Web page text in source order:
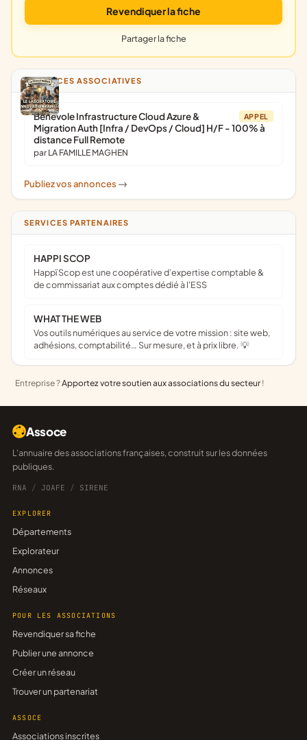
Revendiquer la fiche
Partager la fiche
ANNONCES ASSOCIATIVES
APPEL
Bénévole Infrastructure Cloud Azure &
Migration Auth [Infra / DevOps / Cloud] H/F - 100% à
distance Full Remote
par LA FAMILLE MAGHEN
Publiez vos annonces ->
SERVICES PARTENAIRES
HAPPI SCOP
Happï Scop est une coopérative d’expertise comptable &
de commissariat aux comptes dédié à l'ESS
WHAT THE WEB
Vos outils numériques au service de votre mission : site web,
adhésions, comptabilité… Sur mesure, et à prix libre. 💡
Entreprise ?Apportez votre soutien aux associations du secteur !
Assoce
L'annuaire des associations françaises, construit sur les données
publiques.
RNA / JOAFE / SIRENE
EXPLORER
Départements
Explorateur
Annonces
Réseaux
POUR LES ASSOCIATIONS
Revendiquer sa fiche
Publier une annonce
Créer un réseau
Trouver un partenariat
ASSOCE
Associations inscrites